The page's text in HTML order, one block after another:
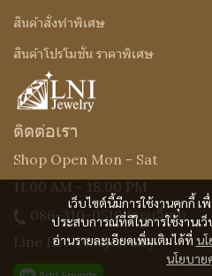
เว็บไซต์นี้มีการใช้งานคุกกี้
ประสบการณ์ที่ดีในการใช้งานเ
อ่านรายละเอียดเพิ่มเติมได้ที่ น
นโยบาย
สินค้าสั่งทำพิเศษ
สินค้าโปรโมชั่น ราคาพิเศษ
ติดต่อเรา
Shop Open Mon - Sat
11.00 AM - 18.00 PM
086-310-0519(คุณเจี๊ยบ)
Line ID : @Lnijewelry